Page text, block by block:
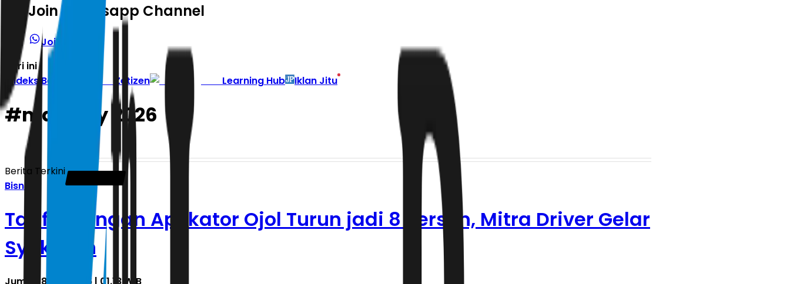
Join Whatsapp Channel
Join Channel
Hari ini
Indeks Berita Zetizen Learning Hub Iklan Jitu
#may day 2026
Berita Terkini
Bisnis
Tarif Potongan Aplikator Ojol Turun jadi 8 Persen, Mitra Driver Gelar
Syukuran